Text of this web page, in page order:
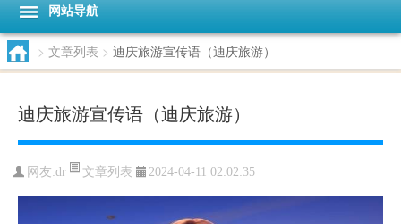
网站导航
> 文章列表 > 迪庆旅游宣传语（迪庆旅游）
迪庆旅游宣传语（迪庆旅游）
网友:dr 文章列表 2024-04-11 02:02:35